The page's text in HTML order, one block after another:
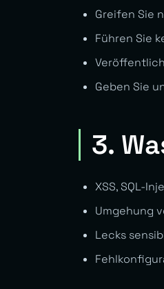
Greifen Sie
Führen Sie
Geben Sie
3.
XSS, SQL-
Umgehung
Lecks